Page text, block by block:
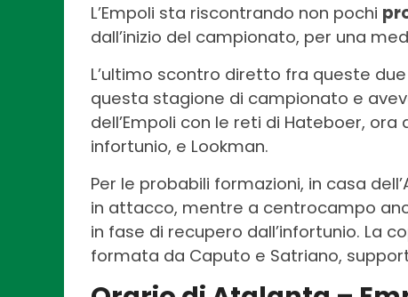
L’Empoli sta riscontrando non pochi
dall’inizio del campionato, per una
L’ultimo scontro diretto fra queste
questa stagione di campionato e
dell’Empoli con le reti di Hateboer,
infortunio, e Lookman.
Per le probabili formazioni, in casa
in attacco, mentre a centrocampo
in fase di recupero dall’infortunio. La
formata da Caputo e Satriano,